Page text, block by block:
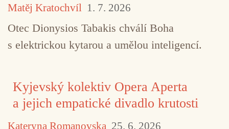
Matěj Kratochvíl 1. 7. 2026
Otec Dionysios Tabakis chválí Boha
s elektrickou kytarou a umělou inteligencí.
Kyjevský kolektiv Opera Aperta
a jejich empatické divadlo krutosti
Kateryna Romanovska 25. 6. 2026